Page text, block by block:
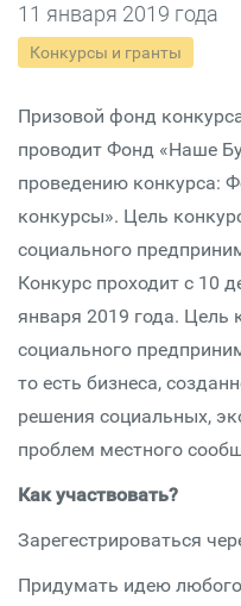
11 января 2019 года
Конкурсы и гранты
Призовой фонд
проводит Фонд «Наше
проведению конкурса:
конкурсы». Цель
социального
Конкурс проходит с 10
января 2019 года. Цель
социального
то есть бизнеса,
решения социальных,
проблем местного
Как участвовать?
Зарегестрироваться
Придумать идею